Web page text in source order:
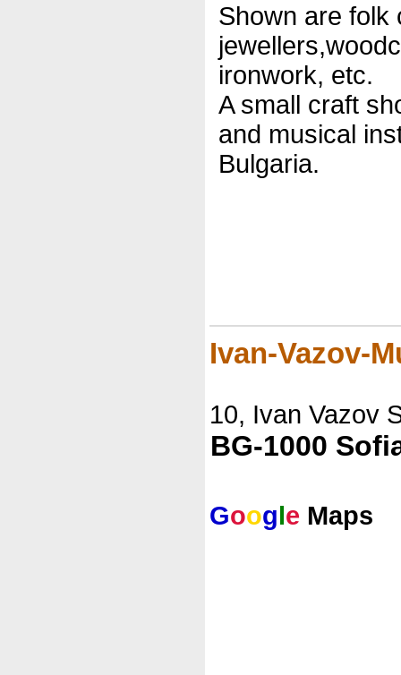
Shown are folk
ironwork, etc.
A small craft
and musical
Bulgaria.
Ivan-Vazov-
10, Ivan Vazov
BG-1000
Google Maps